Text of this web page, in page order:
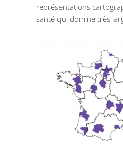
représentations
santé qui domine très